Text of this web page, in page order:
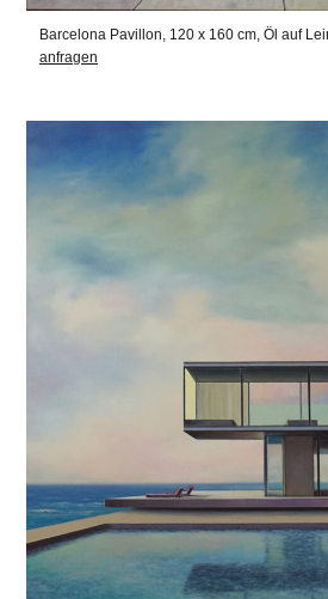
Barcelona Pavillon, 120 x 160 cm, Öl auf
anfragen